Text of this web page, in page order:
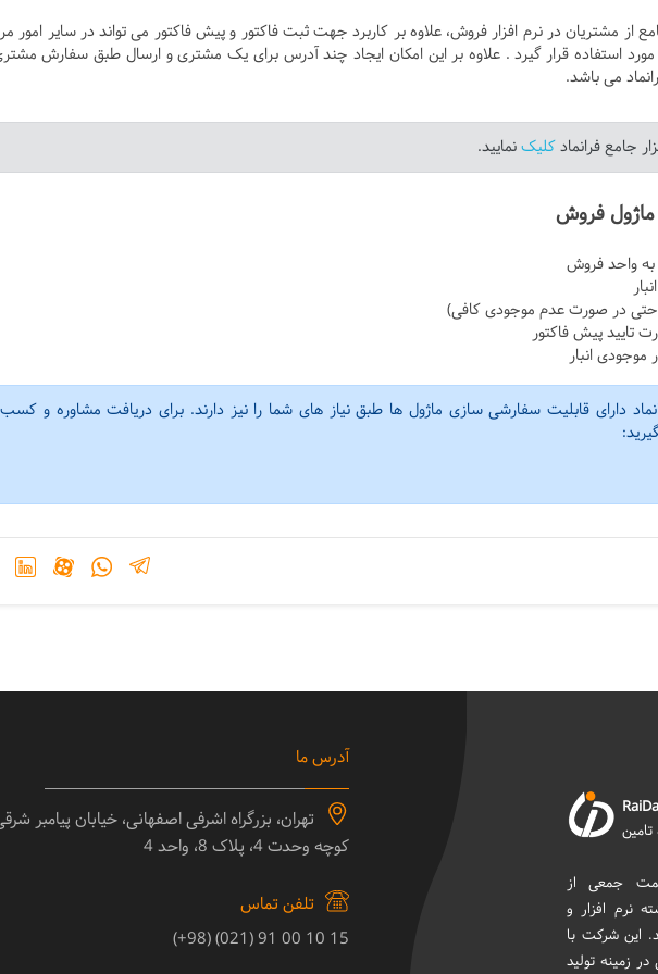
از مشتریان در نرم افزار فروش، علاوه بر کاربرد جهت ثبت فاکتور و پیش فاکتور می تواند در سایر امور
مورد استفاده قرار گیرد . علاوه بر این امکان ایجاد چند آدرس برای یک مشتری و ارسال طبق سفارش
می باشد.
جامع فرانمادکلیکنمایید.
ماژول فروش
به واحد فروش
در صورت عدم موجودی کافی)
تایید پیش فاکتور
موجودی انبار
دارای قابلیت سفارشی سازی ماژول ها طبق نیاز های شما را نیز دارند. برای دریافت مشاوره و کسب
جمعی از
نرم افزار و
تاسیس شد. این شرکت با
زمینه تولید
آدرس ما
تهران، بزرگراه اشرفی اصفهانی، خیابان پیامبر
کوچه وحدت 4، پلاک 8، واحد 4
تلفن تماس
15 10 00 91 (021) (98+)